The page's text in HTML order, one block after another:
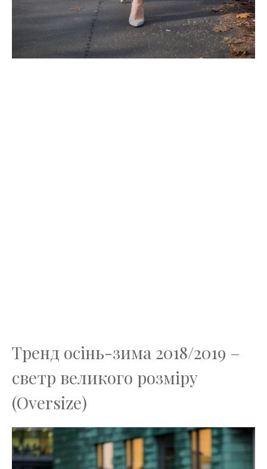
Тренд осінь-зима 2018/2019 –
светр великого розміру
(Oversize)